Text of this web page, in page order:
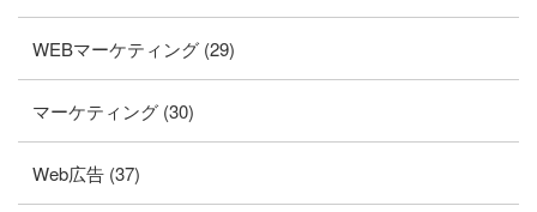
WEBマーケティング (29)
マーケティング (30)
Web広告 (37)